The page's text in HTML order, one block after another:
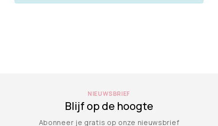
NIEUWSBRIEF
Blijf op de hoogte
Abonneer je gratis op onze nieuwsbrief